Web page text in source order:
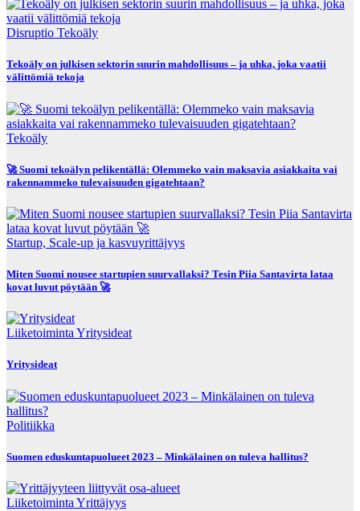
Disruptio Tekoäly
Tekoäly on julkisen sektorin suurin mahdollisuus – ja uhka, joka vaatii
välittömiä tekoja
Tekoäly
🚀 Suomi tekoälyn pelikentällä: Olemmeko vain maksavia asiakkaita vai
rakennammeko tulevaisuuden gigatehtaan?
Startup, Scale-up ja kasvuyrittäjyys
Miten Suomi nousee startupien suurvallaksi? Tesin Piia Santavirta lataa
kovat luvut pöytään 🚀
Liiketoiminta Yritysideat
Yritysideat
Politiikka
Suomen eduskuntapuolueet 2023 – Minkälainen on tuleva hallitus?
Liiketoiminta Yrittäjyys